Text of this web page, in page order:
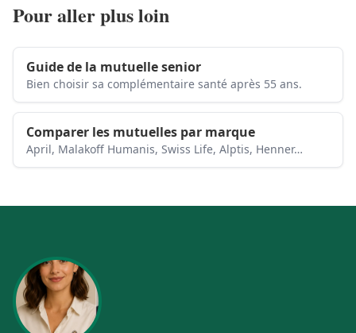
Pour aller plus loin
Guide de la mutuelle senior
Bien choisir sa complémentaire santé après 55 ans.
Comparer les mutuelles par marque
April, Malakoff Humanis, Swiss Life, Alptis, Henner…